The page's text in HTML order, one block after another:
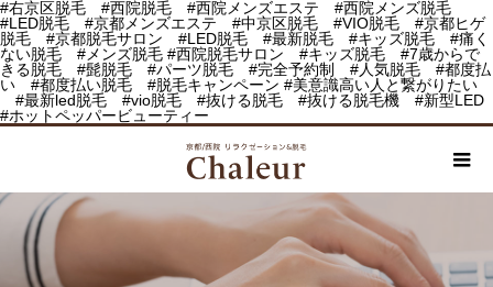
#右京区脱毛 #西院脱毛 #西院メンズエステ #西院メンズ脱毛
#LED脱毛 #京都メンズエステ #中京区脱毛 #VIO脱毛 #京都ヒゲ
脱毛 #京都脱毛サロン #LED脱毛 #最新脱毛 #キッズ脱毛 #痛く
ない脱毛 #メンズ脱毛 #西院脱毛サロン #キッズ脱毛 #7歳からで
きる脱毛 #髭脱毛 #パーツ脱毛 #完全予約制 #人気脱毛 #都度払
い #都度払い脱毛 #脱毛キャンペーン #美意識高い人と繋がりたい
#最新led脱毛 #vio脱毛 #抜ける脱毛 #抜ける脱毛機 #新型LED
#ホットペッパービューティー